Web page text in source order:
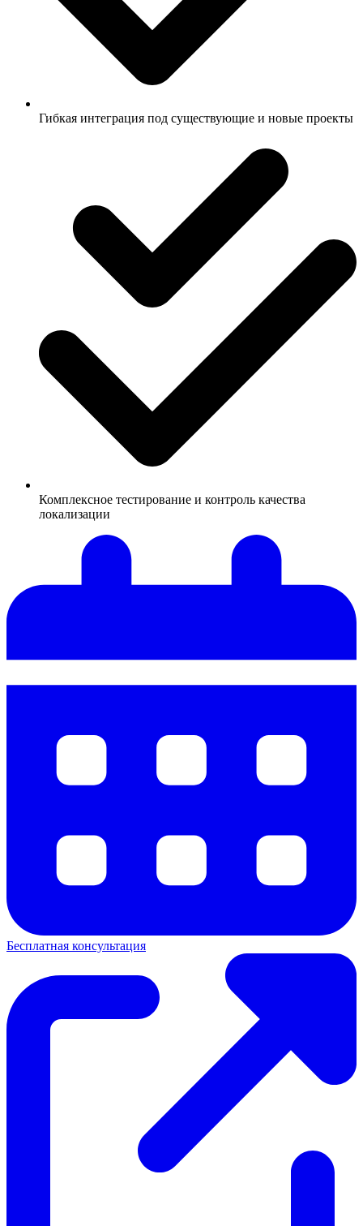
Гибкая интеграция под существующие и новые проекты
Комплексное тестирование и контроль качества
локализации
Бесплатная консультация